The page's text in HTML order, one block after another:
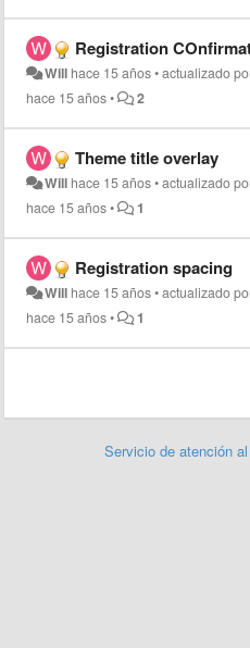
Registration COnfirmation
Will hace 15 años•actualizado
hace 15 años• 2
Theme title overlay
Will hace 15 años•actualizado
hace 15 años• 1
Registration spacing
Will hace 15 años•actualizado
hace 15 años• 1
Servicio de atención